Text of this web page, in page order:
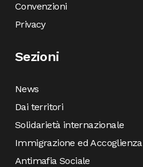
Convenzioni
Privacy
Sezioni
News
Dai territori
Solidarietà internazionale
Immigrazione ed Accoglienza
Antimafia Sociale